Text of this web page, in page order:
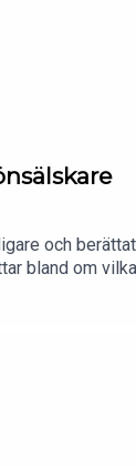
och
bland om
rovkvalster